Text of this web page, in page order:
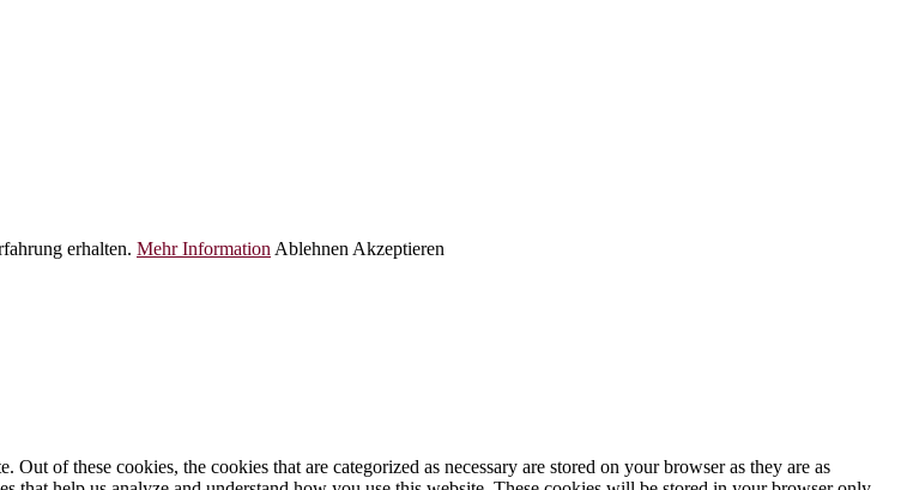
erhalten. Mehr Information Ablehnen Akzeptieren
of these cookies, the cookies that are categorized as necessary are stored on your browser as they are as